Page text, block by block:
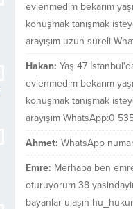
evlenmedim bekarım
konuşmak tanışmak
arayışım uzun süreli
Hakan: Yaş 47
evlenmedim bekarım
konuşmak tanışmak
arayışım WhatsApp:0
Ahmet: WhatsApp
Emre: Merhaba ben
oturuyorum 38
bayanlar ulaşın